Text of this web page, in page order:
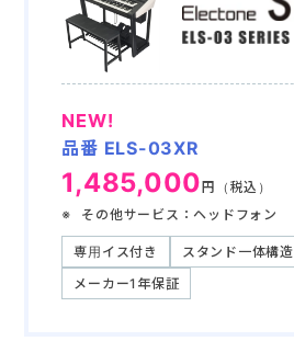
NEW!
品番 ELS-03XR
1,485,000円（税込）
その他サービス：ヘッドフォン
専用イス付き
スタンド一体構造
メーカー1年保証